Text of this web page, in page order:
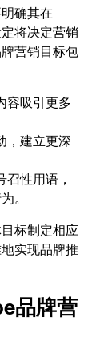
确其在
将决定营销
营销目标包
容吸引更多
，建立更深
性用语，
。
标制定相应
实现品牌推
品牌营